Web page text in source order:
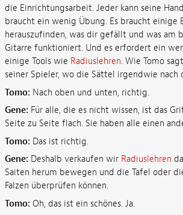
die Einrichtungsarbeit. Jeder kann seine
braucht ein wenig Übung. Es braucht einige
herauszufinden, was dir gefällt und was am
Gitarre funktioniert. Und es erfordert ein
einige Tools wie Radiuslehren. Wie Tomo
seiner Spieler, wo die Sättel irgendwie nach
Tomo: Nach oben und unten, richtig.
Gene: Für alle, die es nicht wissen, ist das
Seite zu Seite flach. Sie haben alle einen
Tomo: Das ist richtig.
Gene: Deshalb verkaufen wir Radiuslehren
Saiten herum bewegen und die Tafel oder
Falzen überprüfen können.
Tomo: Oh, das ist ein schönes. Ja.